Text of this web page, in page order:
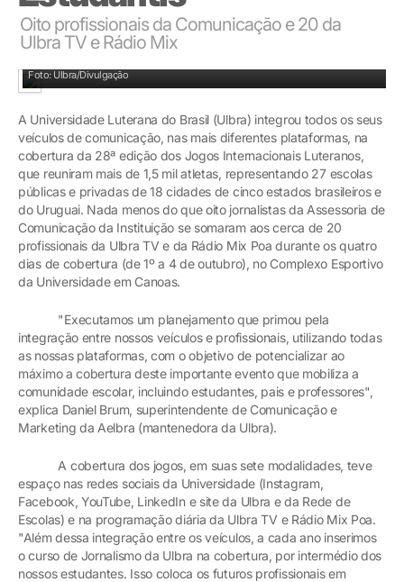
Oito profissionais da Comunicação e 20 da
Ulbra TV e Rádio Mix
Foto: Ulbra/Divulgação
A Universidade Luterana do Brasil (Ulbra) integrou todos os seus
veículos de comunicação, nas mais diferentes plataformas, na
cobertura da 28ª edição dos Jogos Internacionais Luteranos,
que reuniram mais de 1,5 mil atletas, representando 27 escolas
públicas e privadas de 18 cidades de cinco estados brasileiros e
do Uruguai. Nada menos do que oito jornalistas da Assessoria de
Comunicação da Instituição se somaram aos cerca de 20
profissionais da Ulbra TV e da Rádio Mix Poa durante os quatro
dias de cobertura (de 1º a 4 de outubro), no Complexo Esportivo
da Universidade em Canoas.
"Executamos um planejamento que primou pela
integração entre nossos veículos e profissionais, utilizando todas
as nossas plataformas, com o objetivo de potencializar ao
máximo a cobertura deste importante evento que mobiliza a
comunidade escolar, incluindo estudantes, pais e professores",
explica Daniel Brum, superintendente de Comunicação e
Marketing da Aelbra (mantenedora da Ulbra).
A cobertura dos jogos, em suas sete modalidades, teve
espaço nas redes sociais da Universidade (Instagram,
Facebook, YouTube, LinkedIn e site da Ulbra e da Rede de
Escolas) e na programação diária da Ulbra TV e Rádio Mix Poa.
"Além dessa integração entre os veículos, a cada ano inserimos
o curso de Jornalismo da Ulbra na cobertura, por intermédio dos
nossos estudantes. Isso coloca os futuros profissionais em